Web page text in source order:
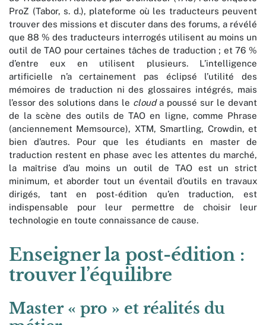
ProZ (Tabor, s. d.), plateforme où les traducteurs peuvent
trouver des missions et discuter dans des forums, a révélé
que 88 % des traducteurs interrogés utilisent au moins un
outil de TAO pour certaines tâches de traduction ; et 76 %
d’entre eux en utilisent plusieurs. L’intelligence
artificielle n’a certainement pas éclipsé l’utilité des
mémoires de traduction ni des glossaires intégrés, mais
l’essor des solutions dans le clouda poussé sur le devant
de la scène des outils de TAO en ligne, comme Phrase
(anciennement Memsource), XTM, Smartling, Crowdin, et
bien d’autres. Pour que les étudiants en master de
traduction restent en phase avec les attentes du marché,
la maîtrise d’au moins un outil de TAO est un strict
minimum, et aborder tout un éventail d’outils en travaux
dirigés, tant en post-édition qu’en traduction, est
indispensable pour leur permettre de choisir leur
technologie en toute connaissance de cause.
Enseigner la post-édition :
trouver l’équilibre
Master « pro » et réalités du